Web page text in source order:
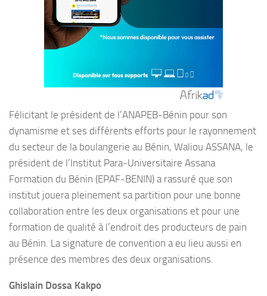
Félicitant le président de l’ANAPEB-Bénin pour son
dynamisme et ses différents efforts pour le rayonnement
du secteur de la boulangerie au Bénin, Waliou ASSANA, le
président de l’Institut Para-Universitaire Assana
Formation du Bénin (EPAF-BENIN) a rassuré que son
institut jouera pleinement sa partition pour une bonne
collaboration entre les deux organisations et pour une
formation de qualité à l’endroit des producteurs de pain
au Bénin. La signature de convention a eu lieu aussi en
présence des membres des deux organisations.
Ghislain Dossa Kakpo